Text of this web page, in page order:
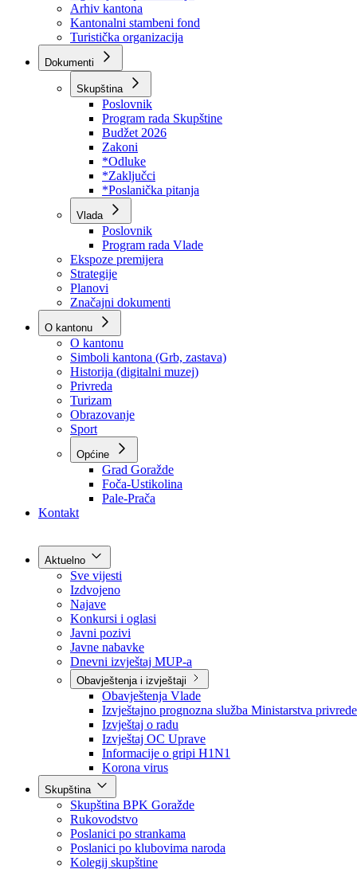
BPK šume
RTV BPK
Agencija za privatizaciju
Arhiv kantona
Kantonalni stambeni fond
Turistička organizacija
Dokumenti
Skupština
Poslovnik
Program rada Skupštine
Budžet 2026
Zakoni
*Odluke
*Zaključci
*Poslanička pitanja
Vlada
Poslovnik
Program rada Vlade
Ekspoze premijera
Strategije
Planovi
Značajni dokumenti
O kantonu
O kantonu
Simboli kantona (Grb, zastava)
Historija (digitalni muzej)
Privreda
Turizam
Obrazovanje
Sport
Općine
Kontakt
Aktuelno
Sve vijesti
Izdvojeno
Najave
Konkursi i oglasi
Javni pozivi
Javne nabavke
Dnevni izvještaj MUP-a
Obavještenja i izvještaji
Obavještenja Vlade
Izvještajno prognozna služba Ministarstva privrede
Izvještaj o radu
Izvještaj OC Uprave
Informacije o gripi H1N1
Korona virus
Skupština
Skupština BPK Goražde
Rukovodstvo